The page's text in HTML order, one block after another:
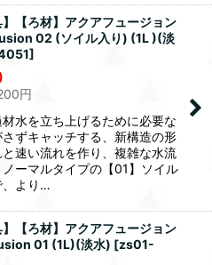
】【ろ材】アクアフュージョン
02 (ソイル入り) (1L )(淡
]
円
水を立ち上げるために必要な
ずキャッチする、新構造の形
速い流れを作り、複雑な水流
ーマルタイプの【01】ソイル
、より…
】【ろ材】アクアフュージョン
01 (1L)(淡水) [zs01-